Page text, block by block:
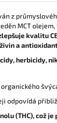
z
MCT
kvalitu
a
herbicidy,
odpovídá
(THC), což